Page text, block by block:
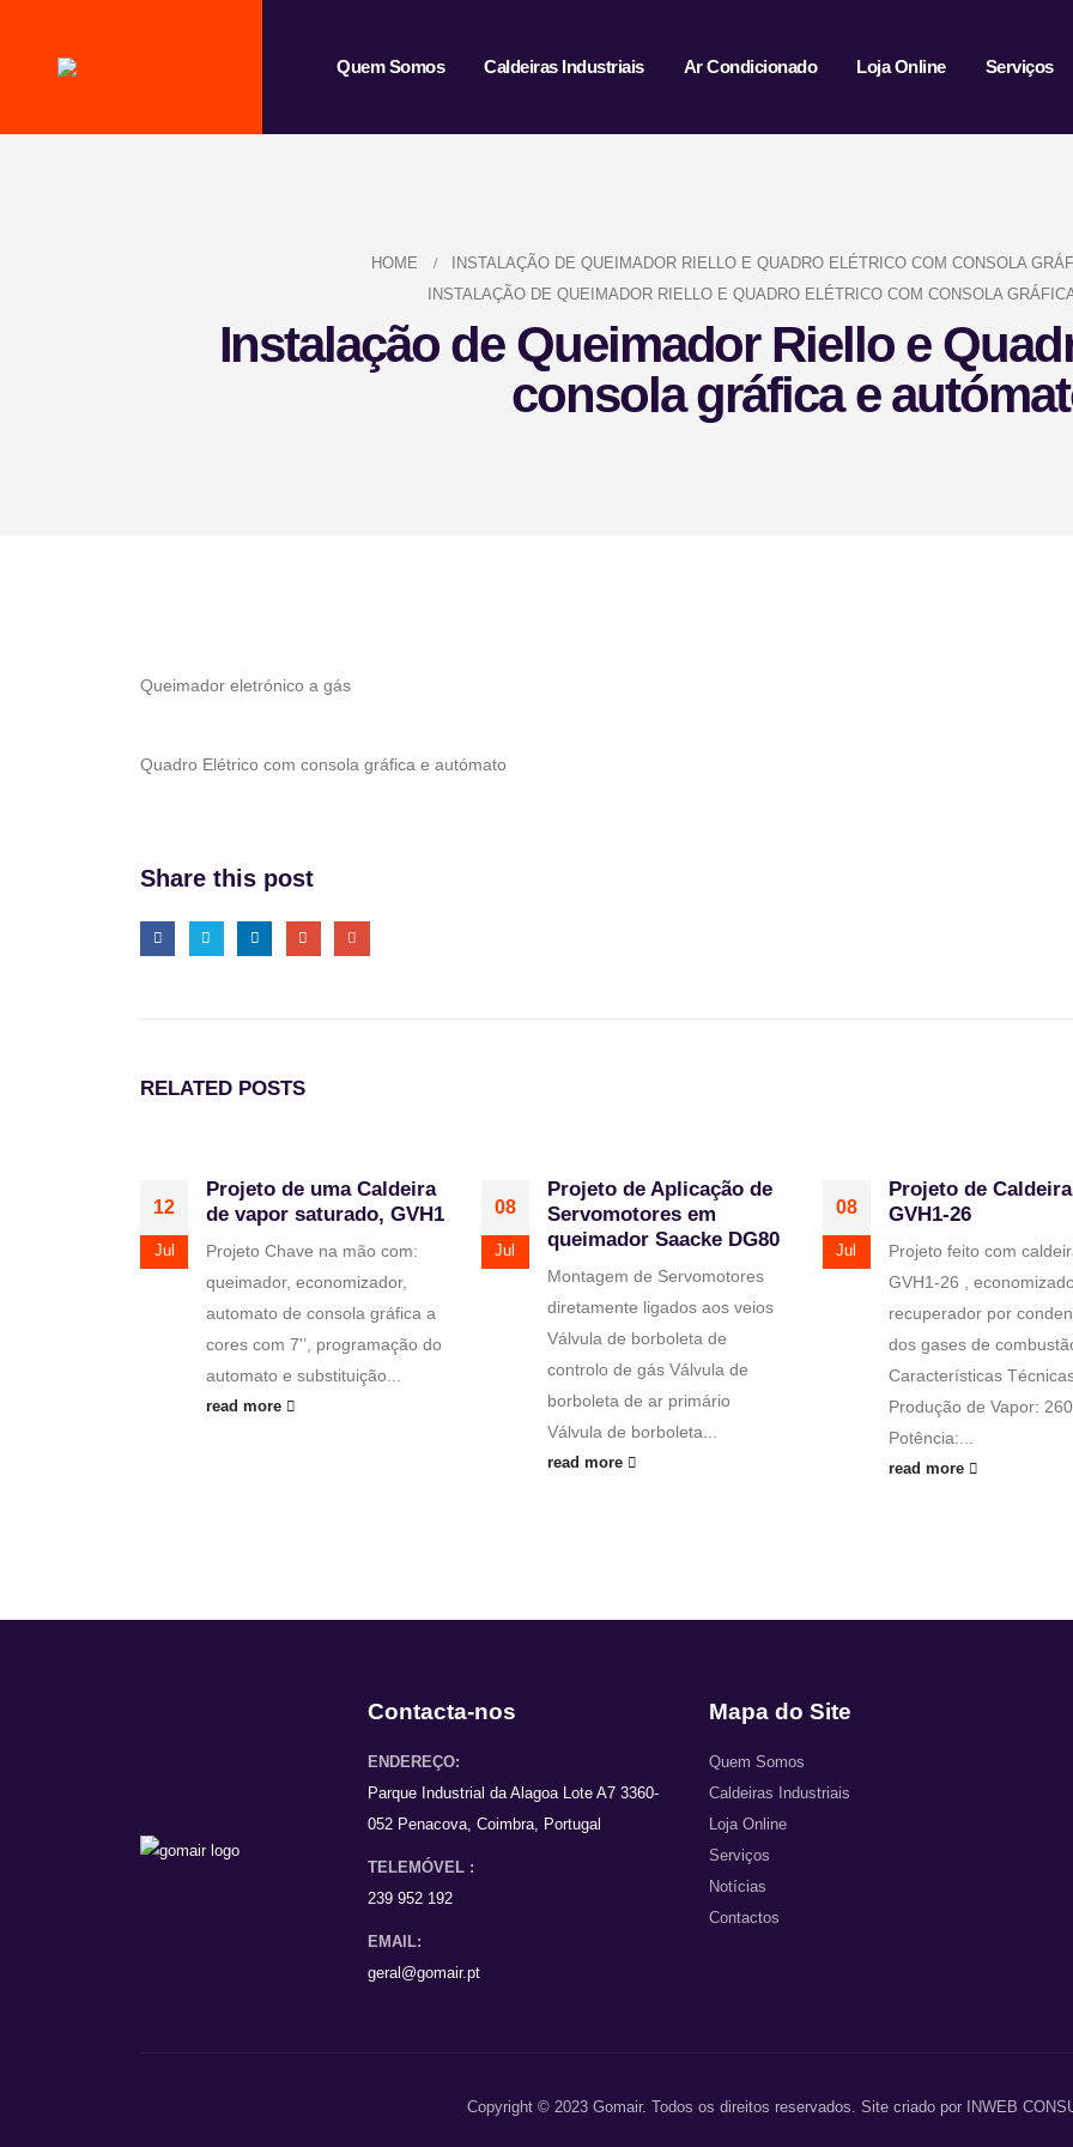
Quem Somos Caldeiras Industriais Ar Condicionado Loja Online Serviços
HOME
INSTALAÇÃO DE QUEIMADOR RIELLO E QUADRO ELÉTRICO COM CONSOLA
INSTALAÇÃO DE QUEIMADOR RIELLO E QUADRO ELÉTRICO COM CONSOLA
Instalação de Queimador Riello e
consola gráfica e
Queimador eletrónico a gás
Quadro Elétrico com consola gráfica e autómato
Share this post
RELATED POSTS
12
Jul
Projeto de uma Caldeira
de vapor saturado, GVH1
Projeto Chave na mão com:
queimador, economizador,
automato de consola gráfica a
cores com 7'’, programação do
automato e substituição...
read more
08
Jul
Projeto de Aplicação de
Servomotores em
queimador Saacke DG80
Montagem de Servomotores
diretamente ligados aos veios
Válvula de borboleta de
controlo de gás Válvula de
borboleta de ar primário
Válvula de borboleta...
read more
08
Jul
Projeto de Caldeira
GVH1-26
Projeto feito com
GVH1-26 ,
recuperador por
dos gases de
Características
Produção de Vapor:
Potência:...
read more
Contacta-nos
ENDEREÇO:
Parque Industrial da Alagoa Lote A7 3360-
052 Penacova, Coimbra, Portugal
TELEMÓVEL :
239 952 192
EMAIL:
geral@gomair.pt
Mapa do Site
Quem Somos
Caldeiras Industriais
Loja Online
Serviços
Notícias
Contactos
Copyright © 2023 Gomair. Todos os direitos reservados. Site criado por INWEB